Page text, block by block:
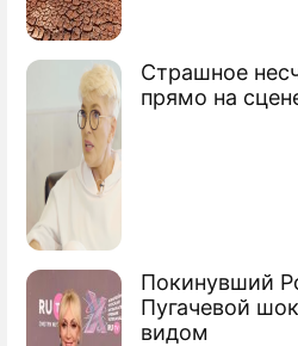
Страшное
прямо на
Покинувший
Пугачевой
видом